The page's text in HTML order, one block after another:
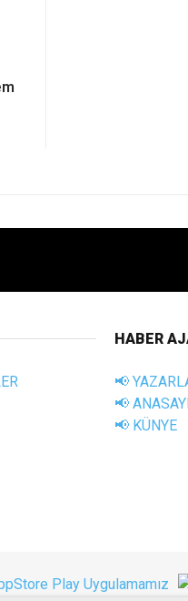
HABER
📢
📢
📢 KÜNYE